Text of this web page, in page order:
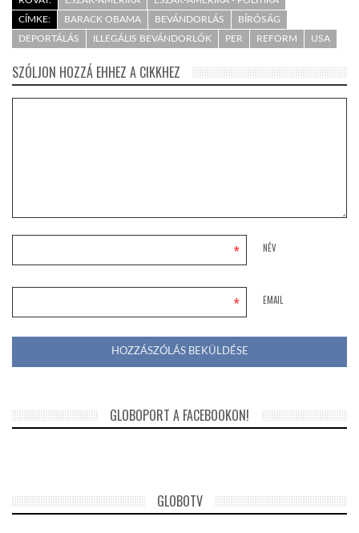
CÍMKE:
BARACK OBAMA BEVÁNDORLÁS
BÍRÓSÁG
DEPORTÁLÁS
ILLEGÁLIS BEVÁNDORLÓK PER REFORM USA
SZÓLJON HOZZÁ EHHEZ A CIKKHEZ
NÉV
*
EMAIL
*
GLOBOPORT A FACEBOOKON!
GLOBOTV